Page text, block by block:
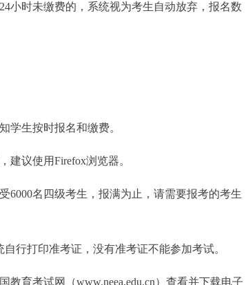
小时未缴费的，系统视为考生自动放弃，报名数
学生按时报名和缴费。
建议使用Firefox浏览器。
6000名四级考生，报满为止，请需要报考的考生
行打印准考证，没有准考证不能参加考试。
教育考试网（www.neea.edu.cn）查看并下载电子